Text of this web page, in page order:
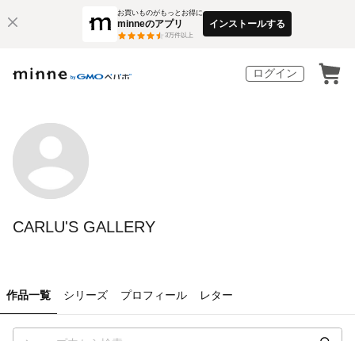
お買いものがもっとお得に
minneのアプリ
3万件以上
インストールする
ログイン
CARLU'S GALLERY
作品一覧 シリーズ プロフィール レター